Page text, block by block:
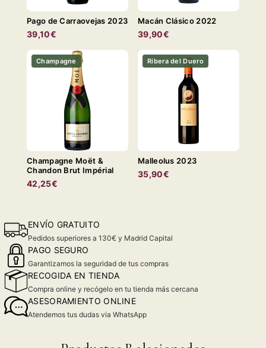
Pago de Carraovejas 2023
39,10€
Macán Clásico 2022
39,90€
Champagne
Champagne Moët &
Chandon Brut Impérial
42,25€
Ribera del Duero
Malleolus 2023
35,90€
ENVÍO GRATUITO
Pedidos superiores a 130€ y Madrid Capital
PAGO SEGURO
Garantizamos la seguridad de tus compras
RECOGIDA EN TIENDA
Compra online y recógelo en tu tienda más cercana
ASESORAMIENTO ONLINE
Atendemos tus dudas via WhatsApp